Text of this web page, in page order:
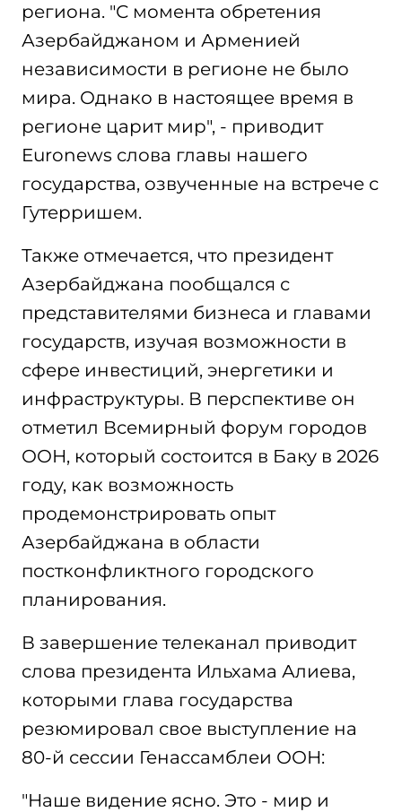
региона. "С момента обретения
Азербайджаном и Арменией
независимости в регионе не было
мира. Однако в настоящее время в
регионе царит мир", - приводит
Euronews слова главы нашего
государства, озвученные на встрече с
Гутерришем.
Также отмечается, что президент
Азербайджана пообщался с
представителями бизнеса и главами
государств, изучая возможности в
сфере инвестиций, энергетики и
инфраструктуры. В перспективе он
отметил Всемирный форум городов
ООН, который состоится в Баку в 2026
году, как возможность
продемонстрировать опыт
Азербайджана в области
постконфликтного городского
планирования.
В завершение телеканал приводит
слова президента Ильхама Алиева,
которыми глава государства
резюмировал свое выступление на
80-й сессии Генассамблеи ООН:
"Наше видение ясно. Это - мир и